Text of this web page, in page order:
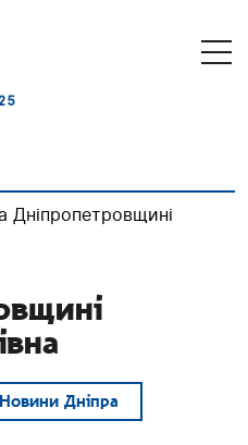
Дніпропетровщині
Новини Дніпра